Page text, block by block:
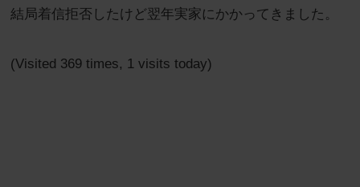
結局着信拒否したけど翌年実家にかかってきました。
(Visited 369 times, 1 visits today)